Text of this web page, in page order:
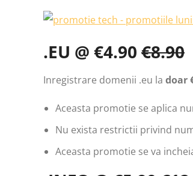
.EU @ €4.90 €8.90
Inregistrare domenii .eu la doar
Aceasta promotie se aplica
Nu exista restrictii privind
Aceasta promotie se va